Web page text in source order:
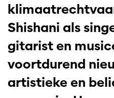
Shishani als
gitarist en
voortdurend
artistieke en